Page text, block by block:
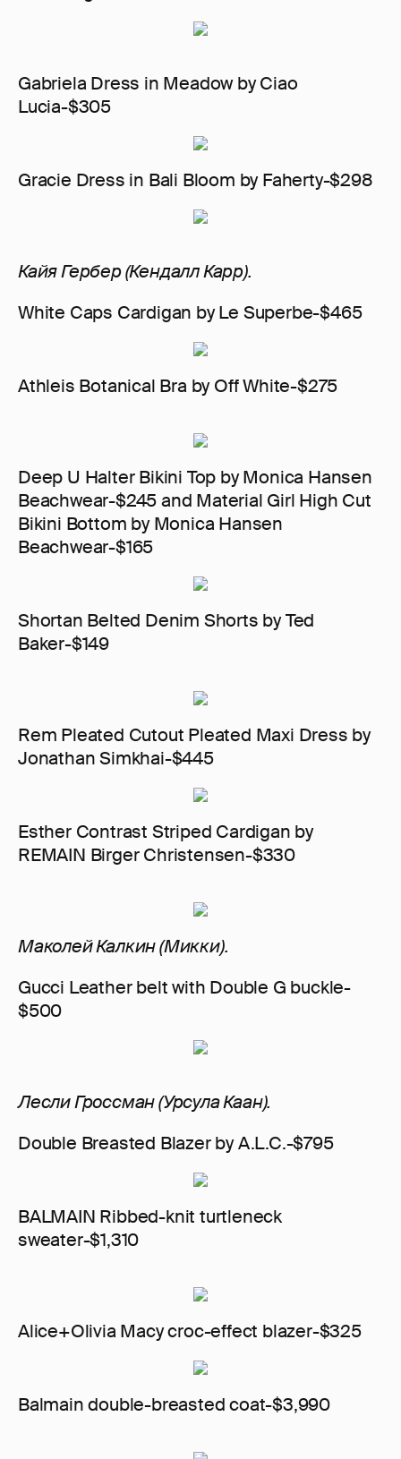
Gabriela Dress in Meadow by Ciao
Lucia-$305
Gracie Dress in Bali Bloom by Faherty-$298
Кайя Гербер (Кендалл Карр).
White Caps Cardigan by Le Superbe-$465
Athleis Botanical Bra by Off White-$275
Deep U Halter Bikini Top by Monica Hansen
Beachwear-$245 and Material Girl High Cut
Bikini Bottom by Monica Hansen
Beachwear-$165
Shortan Belted Denim Shorts by Ted
Baker-$149
Rem Pleated Cutout Pleated Maxi Dress by
Jonathan Simkhai-$445
Esther Contrast Striped Cardigan by
REMAIN Birger Christensen-$330
Маколей Калкин (Микки).
Gucci Leather belt with Double G buckle-
$500
Лесли Гроссман (Урсула Каан).
Double Breasted Blazer by A.L.C.-$795
BALMAIN Ribbed-knit turtleneck
sweater-$1,310
Alice+Olivia Macy croc-effect blazer-$325
Balmain double-breasted coat-$3,990